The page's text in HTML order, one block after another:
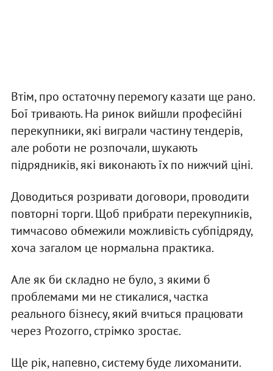
Втім, про остаточну перемогу казати ще рано.
Бої тривають. На ринок вийшли професійні
перекупники, які виграли частину тендерів,
але роботи не розпочали, шукають
підрядників, які виконають їх по нижчий ціні.
Доводиться розривати договори, проводити
повторні торги. Щоб прибрати перекупників,
тимчасово обмежили можливість субпідряду,
хоча загалом це нормальна практика.
Але як би складно не було, з якими б
проблемами ми не стикалися, частка
реального бізнесу, який вчиться працювати
через Prozorro, стрімко зростає.
Ще рік, напевно, систему буде лихоманити.